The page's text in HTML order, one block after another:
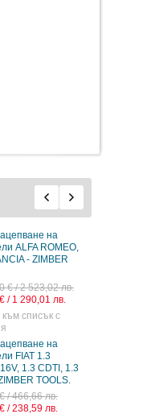
на
ALFA ROMEO,
- ZIMBER
€ / 2 523,02 лв.
/ 1 290,01 лв.
списък с
на
FIAT 1.3
1.3 CDTI, 1.3
TOOLS.
/ 466,66 лв.
/ 238,59 лв.